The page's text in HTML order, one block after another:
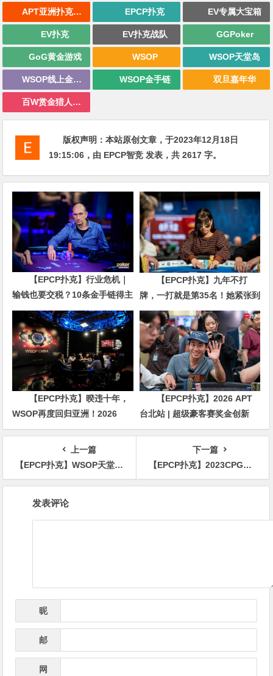
APT亚洲扑克巡回赛 EPCP扑克 EV专属大宝箱
EV扑克 EV扑克战队 GGPoker
GoG黄金游戏 WSOP WSOP天堂岛
WSOP线上金手链 WSOP金手链 双旦嘉年华
百W赏金猎人大奖赛
版权声明：本站原创文章，于2023年12月18日
19:15:06 ，由 EPCP智竞 发表，共 2617 字。
【EPCP扑克】行业危机｜
输钱也要交税？10条金手链得主
直言“扛不住”，主动砍掉四分之
三比赛
【EPCP扑克】九年不打
牌，一打就是第35名！她紧张到
脚悬空，但全世界以为她很淡定
【EPCP扑克】暌违十年，
WSOP再度回归亚洲！2026
APL济州站6月19-28日盛大登
【EPCP扑克】2026 APT
台北站 | 超级豪客赛奖金创新
高，美国选手Ethan
“Rampage” Yau领跑全场！
上一篇
【EPCP扑克】WSOP天堂赛圆满落幕 在线资格选手Stanislav Zegal斩获主赛冠军
下一篇
【EPCP扑克】2023CPG三亚大师赛主赛A组共吸引337人参赛，徐致远装袋30.7万记分牌领先169人晋级第二轮
发表评论
昵
邮
网